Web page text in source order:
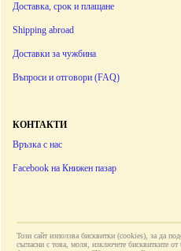
Доставка, срок и плащане
Shipping abroad
Доставки за чужбина
Въпроси и отговори (FAQ)
КОНТАКТИ
Връзка с нас
Facebook на Книжен пазар
Този сайт използва бисквитки (cookies), за да
съгласни с това, моля, изключете бисквитките